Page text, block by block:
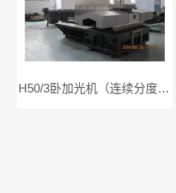
H50/3卧加光机（连续分度交换工作台）